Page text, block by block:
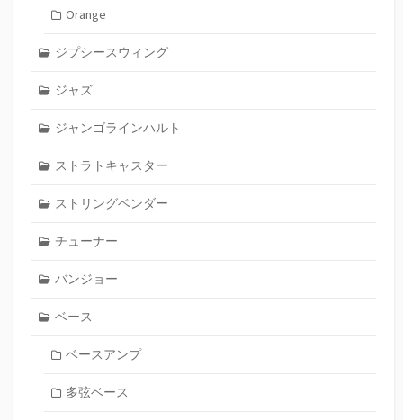
Orange
ジプシースウィング
ジャズ
ジャンゴラインハルト
ストラトキャスター
ストリングベンダー
チューナー
バンジョー
ベース
ベースアンプ
多弦ベース